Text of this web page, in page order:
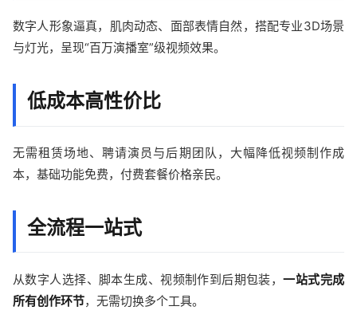
数字人形象逼真，肌肉动态、面部表情自然，搭配专业3D场景
与灯光，呈现“百万演播室”级视频效果。
低成本高性价比
无需租赁场地、聘请演员与后期团队，大幅降低视频制作成
本，基础功能免费，付费套餐价格亲民。
全流程一站式
从数字人选择、脚本生成、视频制作到后期包装，一站式完成
所有创作环节，无需切换多个工具。